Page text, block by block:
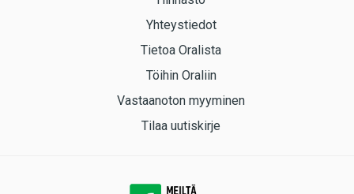
Yhteystiedot
Tietoa Oralista
Töihin Oraliin
Vastaanoton myyminen
Tilaa uutiskirje